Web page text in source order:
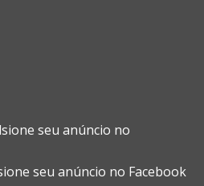
seu anúncio no
seu anúncio no Facebook